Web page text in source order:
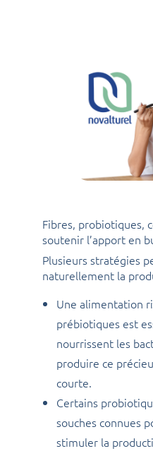
Fibres, probiotiques,
soutenir l’apport en
Plusieurs stratégies
naturellement la
Une alimentation
prébiotiques est
nourrissent les
produire ce
courte.
Certains
souches connues
stimuler la